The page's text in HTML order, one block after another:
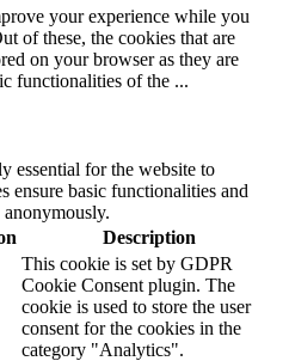
your experience while you
of these, the cookies that are
on your browser as they are
functionalities of the ...
essential for the website to
ensure basic functionalities and
Description
This cookie is set by GDPR
Cookie Consent plugin. The
cookie is used to store the user
consent for the cookies in the
category "Analytics".